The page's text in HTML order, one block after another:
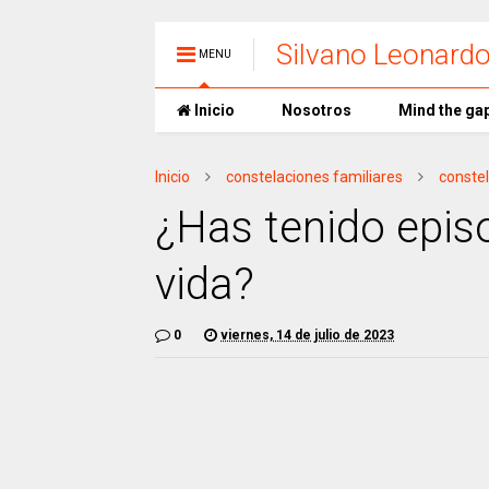
MENU Silvano Leonardo
Inicio Nosotros Mind the
Inicio constelaciones familiares
¿Has tenido
vida?
0 viernes, 14 de julio de 2023